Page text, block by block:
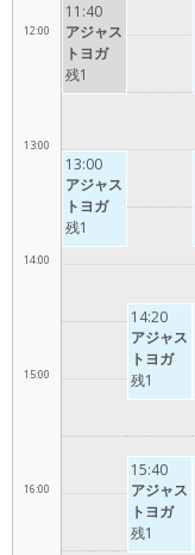
12:00
13:00
14:00
15:00
16:00
11:40
アジャス
トヨガ
残1
13:00
アジャス
トヨガ
残1
14:20
アジャス
トヨガ
残1
15:40
アジャス
トヨガ
残1